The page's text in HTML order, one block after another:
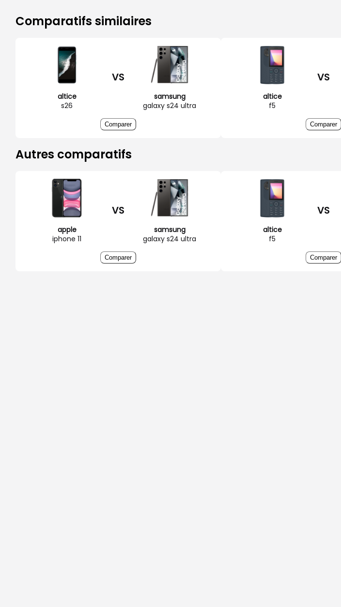
Comparatifs similaires
altice
s26
VS
samsung
galaxy s24 ultra
Comparer
altice
f5
VS
Comparer
Autres comparatifs
apple
iphone 11
VS
samsung
galaxy s24 ultra
Comparer
altice
f5
VS
Comparer